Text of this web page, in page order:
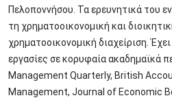
Πελοποννήσου. Τα ερευνητικά του
τη χρηματοοικονομική και
χρηματοοικονομική διαχείριση.
εργασίες σε κορυφαία ακαδημαϊκά
Management Quarterly, British
Management, Journal of Economic